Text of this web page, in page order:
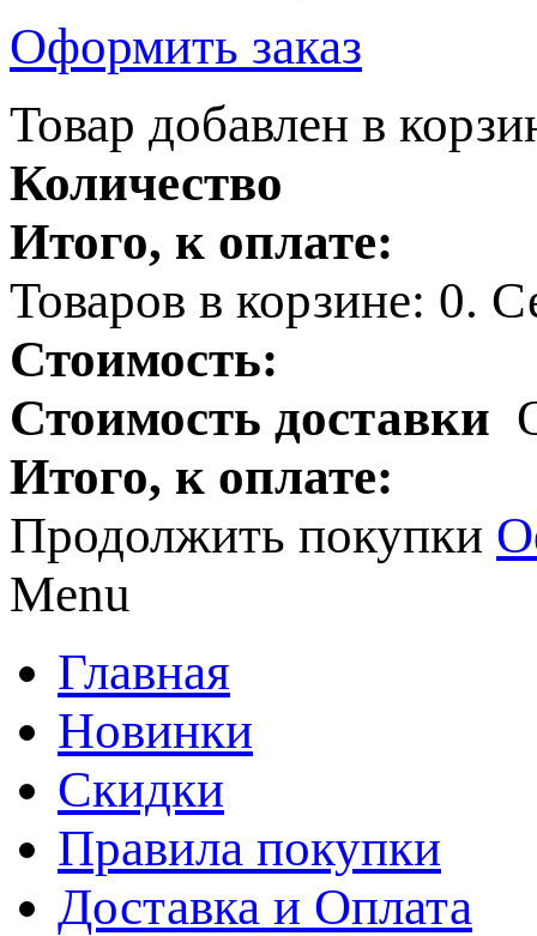
Оформить заказ
Товар добавлен в
Количество
Итого, к оплате:
Товаров в корзине: 0.
Стоимость:
Стоимость доставки
Итого, к оплате:
Продолжить покупки
Menu
Главная
Новинки
Скидки
Правила покупки
Доставка и Оплата